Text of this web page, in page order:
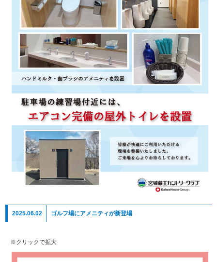
2025.06.02 ゴルフ場にアメニティが新登場
※クリックで拡大